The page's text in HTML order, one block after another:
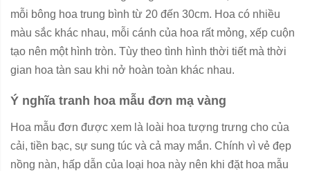
mỗi bông hoa trung bình từ 20 đến 30cm. Hoa có nhiều
màu sắc khác nhau, mỗi cánh của hoa rất mỏng, xếp cuộn
tạo nên một hình tròn. Tùy theo tình hình thời tiết mà thời
gian hoa tàn sau khi nở hoàn toàn khác nhau.
Ý nghĩa tranh hoa mẫu đơn mạ vàng
Hoa mẫu đơn được xem là loài hoa tượng trưng cho của
cải, tiền bạc, sự sung túc và cả may mắn. Chính vì vẻ đẹp
nồng nàn, hấp dẫn của loại hoa này nên khi đặt hoa mẫu